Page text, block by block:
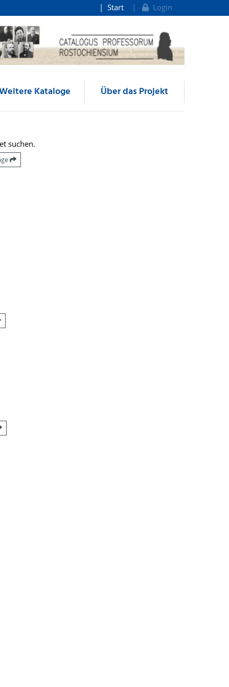
Start Login
Kataloge Über das Projekt
suchen.